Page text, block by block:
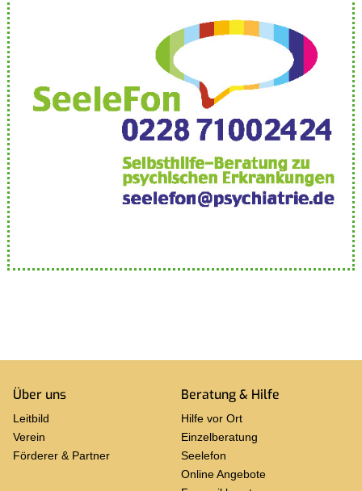
Über uns
Leit­bild
Ver­ein
För­de­rer & Part­ner
Be­ra­tung & Hilfe
Hilfe vor Ort
Ein­zel­be­ra­tung
See­le­fon
On­line An­ge­bo­te